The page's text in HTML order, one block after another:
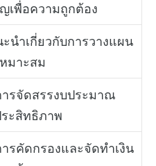
เพื่อความถูกต้อง
นำเกี่ยวกับการวางแผน
มาะสม
รจัดสรรงบประมาณ
ะสิทธิภาพ
รคัดกรองและจัดทำเงิน